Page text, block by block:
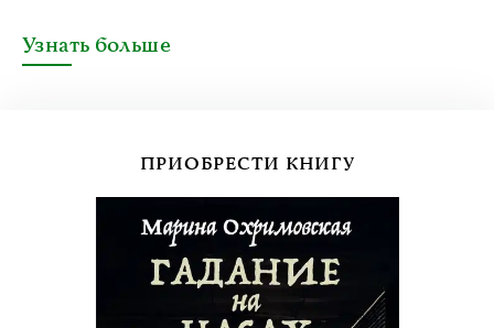
Узнать больше
ПРИОБРЕСТИ КНИГУ